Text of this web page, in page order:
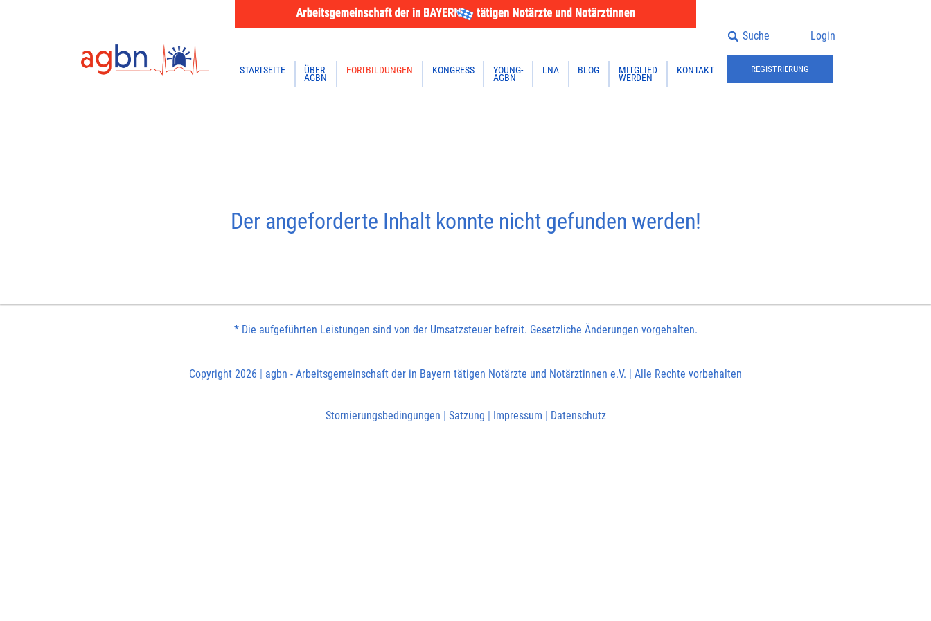
STARTSEITE ÜBER
AGBN
FORTBILDUNGEN KONGRESS YOUNG-
AGBN
LNA BLOG MITGLIED
WERDEN
KONTAKT
Suche Login
REGISTRIERUNG
Der angeforderte Inhalt konnte nicht gefunden werden!
* Die aufgeführten Leistungen sind von der Umsatzsteuer befreit. Gesetzliche Änderungen vorgehalten.
Copyright 2026 | agbn - Arbeitsgemeinschaft der in Bayern tätigen Notärzte und Notärztinnen e.V. | Alle Rechte vorbehalten
Stornierungsbedingungen | Satzung | Impressum | Datenschutz